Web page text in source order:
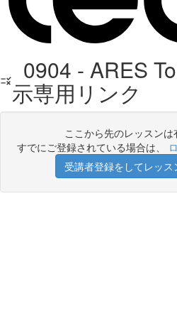
0904 - ARES
示専用リンク
ここから先のレッスンは
すでにご登録されている場合は、
受講者登録をしてレッス